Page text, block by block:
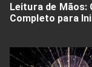
Leitura de Mãos:
Completo para